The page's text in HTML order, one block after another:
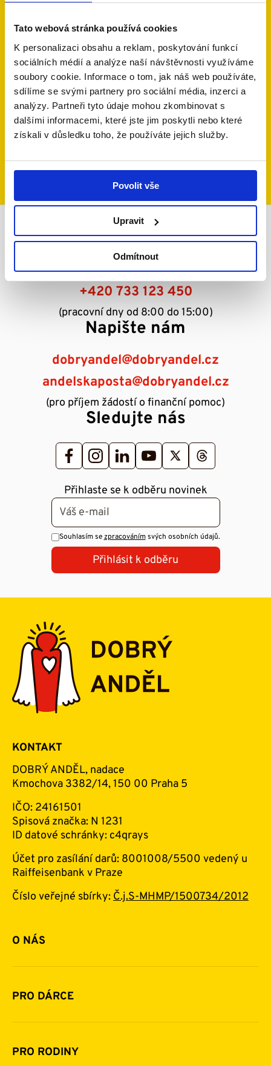
Tato webová stránka používá cookies
K personalizaci obsahu a reklam, poskytování funkcí
sociálních médií a analýze naší návštěvnosti využíváme
soubory cookie. Informace o tom, jak náš web používáte,
sdílíme se svými partnery pro sociální média, inzerci a
analýzy. Partneři tyto údaje mohou zkombinovat s
dalšími informacemi, které jste jim poskytli nebo které
získali v důsledku toho, že používáte jejich služby.
Povolit vše
Upravit
Odmítnout
Staňte se i vy
Dobrým andělem!
Dobří andělé podporují rodiny, v nichž sedítě nebo
jeden z rodičů potýká s onkologickým nebo
jiným vážným onemocněníma které se vlivem
této nemoci ocitly ve složité životní situaci.
Umožněte jim soustředit se na to nejdůležitější –
zdraví svých blízkých.
Chci pomáhat Jak to funguje?
Infolinka
+420 733 119 119
+420 733 123 450
(pracovní dny od 8:00 do 15:00)
Napište nám
dobryandel@dobryandel.cz
andelskaposta@dobryandel.cz
(pro příjem žádostí o finanční pomoc)
Sledujte nás
Přihlaste se k odběru novinek
Souhlasím sezpracovánímsvých osobních údajů.
Přihlásit k odběru
KONTAKT
DOBRÝ ANDĚL, nadace
Kmochova 3382/14, 150 00 Praha 5
IČO: 24161501
Spisová značka: N 1231
ID datové schránky: c4qrays
Účet pro zasílání darů: 8001008/5500 vedený u
Raiffeisenbank v Praze
Číslo veřejné sbírky:Č.j.S-MHMP/1500734/2012
O NÁS
Základní informace o nadaci
Historie a zakladatelé
Financování
Pomoc v číslech
PRO DÁRCE
Jak pomáhat
Daňová uznatelnost darů
PRO RODINY